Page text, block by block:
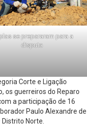
se prepararam para a
disputa
Corte e Ligação
os guerreiros do Reparo
a participação de 16
Paulo Alexandre de
Norte.